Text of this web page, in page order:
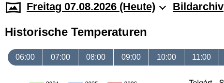
Freitag 07.08.2026 (Heute) Bildarchiv
Historische Temperaturen
06:00 07:00 08:00 09:00 10:00 11:00